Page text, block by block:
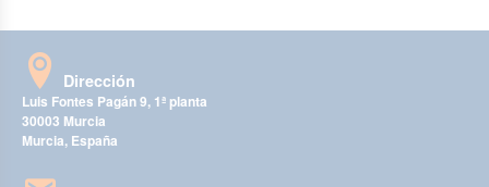
Dirección
Luis Fontes Pagán 9, 1ª planta
30003 Murcia
Murcia, España